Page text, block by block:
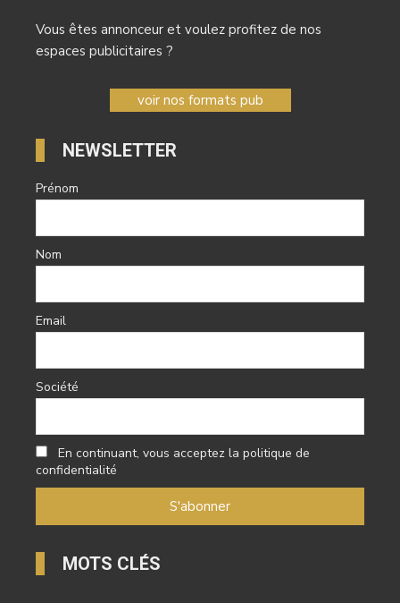
Vous êtes annonceur et voulez profitez de nos
espaces publicitaires ?
voir nos formats pub
NEWSLETTER
Prénom
Nom
Email
Société
En continuant, vous acceptez la politique de
confidentialité
MOTS CLÉS